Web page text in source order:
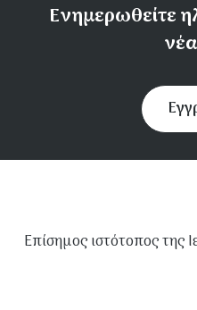
Ενημερωθείτε
Επίσημος ιστότοπος